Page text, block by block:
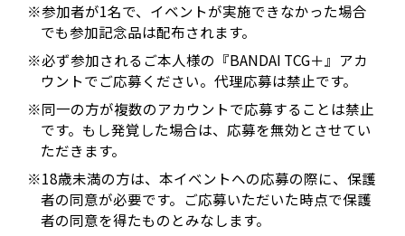
※参加者が1名で、イベントが実施できなかった場合
でも参加記念品は配布されます。
※必ず参加されるご本人様の『BANDAI TCG＋』アカ
ウントでご応募ください。代理応募は禁止です。
※同一の方が複数のアカウントで応募することは禁止
です。もし発覚した場合は、応募を無効とさせてい
ただきます。
※18歳未満の方は、本イベントへの応募の際に、保護
者の同意が必要です。ご応募いただいた時点で保護
者の同意を得たものとみなします。